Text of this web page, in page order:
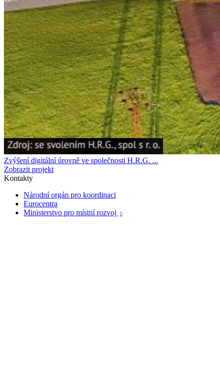
Zvýšení digitální úrovně ve společnosti H.R.G. ...
Zobrazit projekt
Kontakty
Národní orgán pro koordinaci
Eurocentra
Ministerstvo pro místní rozvoj
